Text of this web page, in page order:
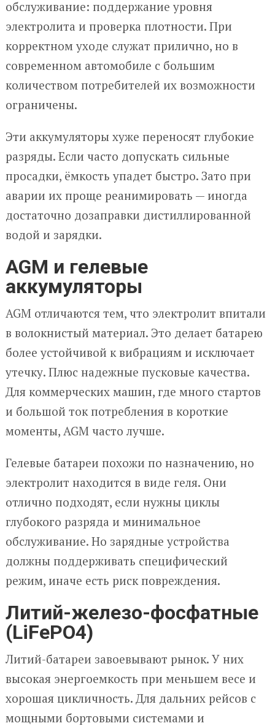
обслуживание: поддержание уровня
электролита и проверка плотности. При
корректном уходе служат прилично, но в
современном автомобиле с большим
количеством потребителей их возможности
ограничены.
Эти аккумуляторы хуже переносят глубокие
разряды. Если часто допускать сильные
просадки, ёмкость упадет быстро. Зато при
аварии их проще реанимировать — иногда
достаточно дозаправки дистиллированной
водой и зарядки.
AGM и гелевые
аккумуляторы
AGM отличаются тем, что электролит впитали
в волокнистый материал. Это делает батарею
более устойчивой к вибрациям и исключает
утечку. Плюс надежные пусковые качества.
Для коммерческих машин, где много стартов
и большой ток потребления в короткие
моменты, AGM часто лучше.
Гелевые батареи похожи по назначению, но
электролит находится в виде геля. Они
отлично подходят, если нужны циклы
глубокого разряда и минимальное
обслуживание. Но зарядные устройства
должны поддерживать специфический
режим, иначе есть риск повреждения.
Литий-железо-фосфатные
(LiFePO4)
Литий-батареи завоевывают рынок. У них
высокая энергоемкость при меньшем весе и
хорошая цикличность. Для дальних рейсов с
мощными бортовыми системами и